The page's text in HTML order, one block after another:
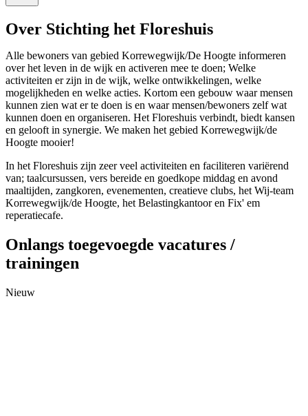
Over Stichting het Floreshuis
Alle bewoners van gebied Korrewegwijk/De Hoogte informeren
over het leven in de wijk en activeren mee te doen; Welke
activiteiten er zijn in de wijk, welke ontwikkelingen, welke
mogelijkheden en welke acties. Kortom een gebouw waar mensen
kunnen zien wat er te doen is en waar mensen/bewoners zelf wat
kunnen doen en organiseren. Het Floreshuis verbindt, biedt kansen
en gelooft in synergie. We maken het gebied Korrewegwijk/de
Hoogte mooier!
In het Floreshuis zijn zeer veel activiteiten en faciliteren variërend
van; taalcursussen, vers bereide en goedkope middag en avond
maaltijden, zangkoren, evenementen, creatieve clubs, het Wij-team
Korrewegwijk/de Hoogte, het Belastingkantoor en Fix' em
reperatiecafe.
Onlangs toegevoegde vacatures /
trainingen
Nieuw